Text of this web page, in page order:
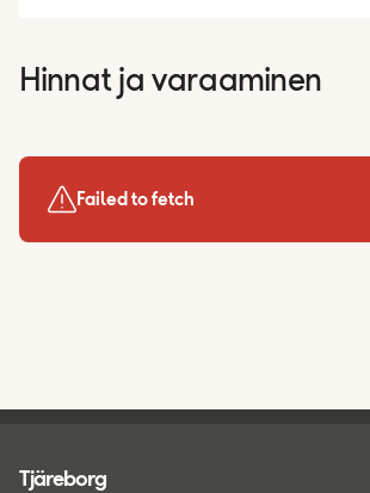
Hinnat ja varaaminen
Failed to fetch
Tjäreborg